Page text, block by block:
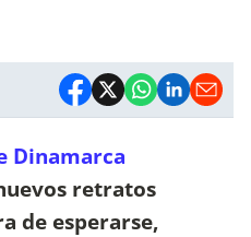
Dinamarca
retratos
de esperarse,